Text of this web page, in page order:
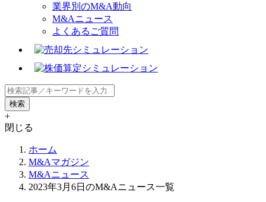
業界別のM&A動向
M&Aニュース
よくあるご質問
+
閉じる
ホーム
M&Aマガジン
M&Aニュース
2023年3月6日のM&Aニュース一覧